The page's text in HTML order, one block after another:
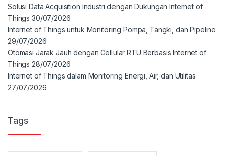
Solusi Data Acquisition Industri dengan Dukungan Internet of
Things 30/07/2026
Internet of Things untuk Monitoring Pompa, Tangki, dan Pipeline
29/07/2026
Otomasi Jarak Jauh dengan Cellular RTU Berbasis Internet of
Things 28/07/2026
Internet of Things dalam Monitoring Energi, Air, dan Utilitas
27/07/2026
Tags